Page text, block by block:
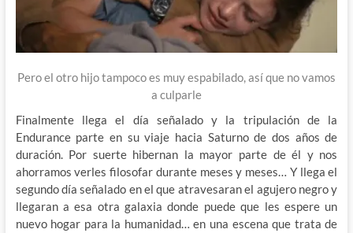
Pero el otro hijo tampoco es muy espabilado, así que no vamos
a culparle
Finalmente llega el día señalado y la tripulación de la
Endurance parte en su viaje hacia Saturno de dos años de
duración. Por suerte hibernan la mayor parte de él y nos
ahorramos verles filosofar durante meses y meses… Y llega el
segundo día señalado en el que atravesaran el agujero negro y
llegaran a esa otra galaxia donde puede que les espere un
nuevo hogar para la humanidad… en una escena que trata de